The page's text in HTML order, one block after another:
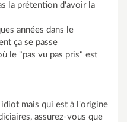
la prétention d'avoir la
années dans le
ça se passe
le "pas vu pas pris" est
mais qui est à l'origine
assurez-vous que